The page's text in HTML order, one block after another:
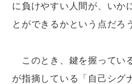
に負けやすい人間が、いか
とができるかという点だろ
このとき、鍵を握ってい
が指摘している「自己シグ